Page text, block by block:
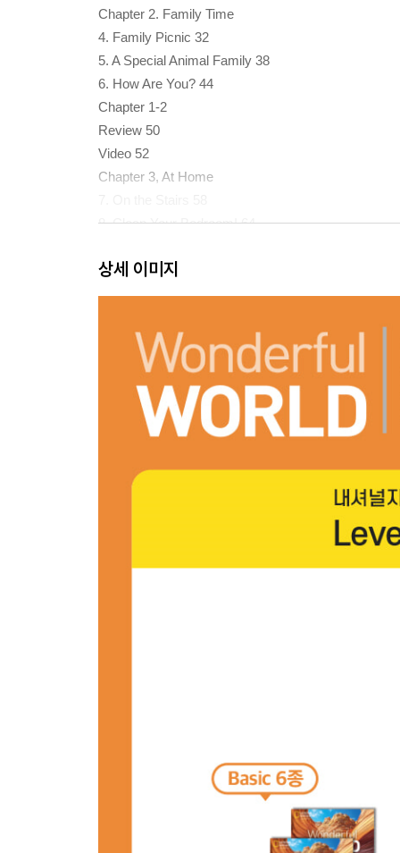
Chapter 2. Family Time
4. Family Picnic 32
5. A Special Animal Family 38
6. How Are You? 44
Chapter 1-2
Review 50
Video 52
Chapter 3, At Home
8. Clean Your Bedroom! 64
Chapter 4. What Do You Eat?
10. Lunchtime! 78
12. Food for a Party 90
Chapter 3-4
Review 96
Video 98
상세 이미지